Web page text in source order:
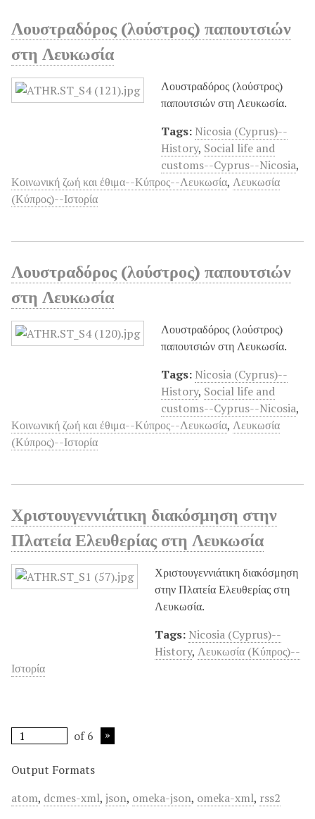
Λουστραδόρος (λούστρος) παπουτσιών
στη Λευκωσία
Λουστραδόρος (λούστρος)
παπουτσιών στη Λευκωσία.
Tags: Nicosia (Cyprus)--
History, Social life and
customs--Cyprus--Nicosia,
Κοινωνική ζωή και έθιμα--Κύπρος--Λευκωσία, Λευκωσία
(Κύπρος)--Ιστορία
Λουστραδόρος (λούστρος) παπουτσιών
στη Λευκωσία
Λουστραδόρος (λούστρος)
παπουτσιών στη Λευκωσία.
Tags: Nicosia (Cyprus)--
History, Social life and
customs--Cyprus--Nicosia,
Κοινωνική ζωή και έθιμα--Κύπρος--Λευκωσία, Λευκωσία
(Κύπρος)--Ιστορία
Χριστουγεννιάτικη διακόσμηση στην
Πλατεία Ελευθερίας στη Λευκωσία
Χριστουγεννιάτικη διακόσμηση
στην Πλατεία Ελευθερίας στη
Λευκωσία.
Tags: Nicosia (Cyprus)--
History, Λευκωσία (Κύπρος)--
Ιστορία
of 6
Output Formats
atom, dcmes-xml, json, omeka-json, omeka-xml, rss2